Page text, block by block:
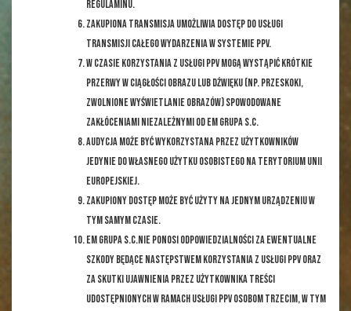
Regulaminu.
Zakupiona transmisja umożliwia dostęp do usługi
transmisji całego wydarzenia w systemie PPV.
W czasie korzystania z Usługi PPV mogą wystąpić krótkie
przerwy w ciągłości obrazu lub dźwięku (np. przeskoki,
zwolnione wyświetlanie obrazów) spowodowane
zakłóceniami niezależnymi od EM GRUPA s.c.
Audycja może być wykorzystana przez Użytkowników
jedynie do własnego użytku osobistego na terytorium Unii
Europejskiej.
Zakupiony dostęp może być użyty na jednym urządzeniu w
tym samym czasie.
EM GRUPA s.c.nie ponosi odpowiedzialności za ewentualne
szkody będące następstwem korzystania z Usługi PPV oraz
za skutki ujawnienia przez Użytkownika treści
udostępnionych w ramach Usługi PPV osobom trzecim, w tym